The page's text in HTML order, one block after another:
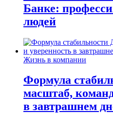
Банке:
людей
Жизнь в компании
Формула
масштаб,
в завтрашнем